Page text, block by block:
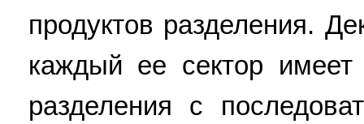
продуктов разделения.
каждый ее сектор имеет
разделения с